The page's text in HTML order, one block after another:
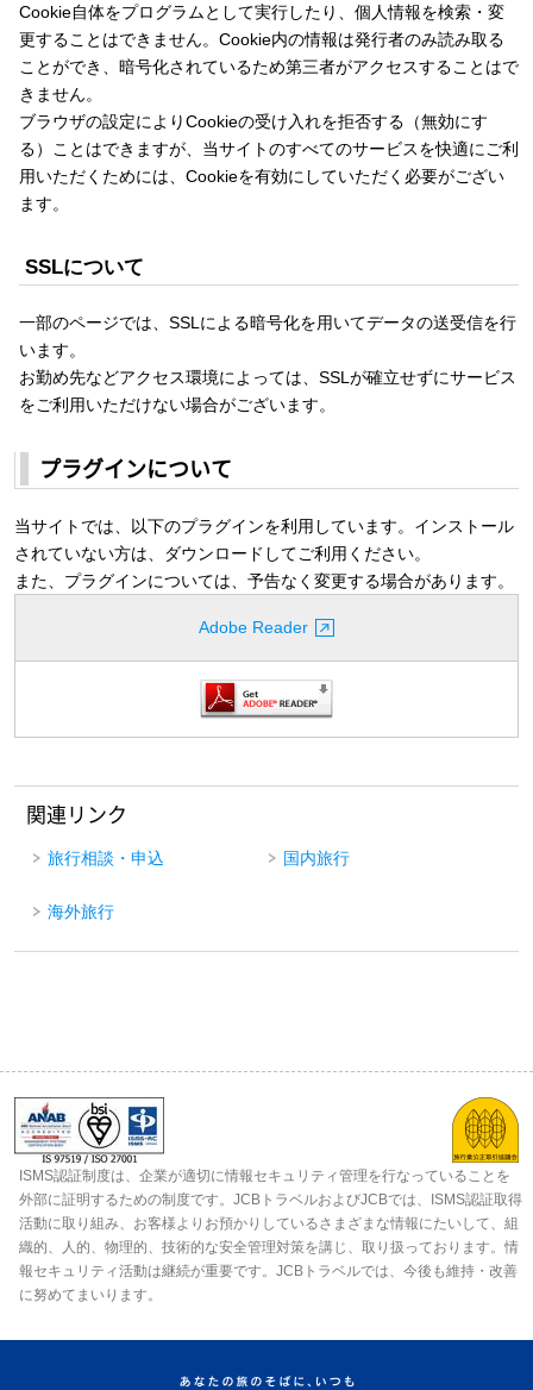
Cookie自体をプログラムとして実行したり、個人情報を検索・変
更することはできません。Cookie内の情報は発行者のみ読み取る
ことができ、暗号化されているため第三者がアクセスすることはで
きません。
ブラウザの設定によりCookieの受け入れを拒否する（無効にす
る）ことはできますが、当サイトのすべてのサービスを快適にご利
用いただくためには、Cookieを有効にしていただく必要がござい
ます。
SSLについて
一部のページでは、SSLによる暗号化を用いてデータの送受信を行
います。
お勤め先などアクセス環境によっては、SSLが確立せずにサービス
をご利用いただけない場合がございます。
プラグインについて
当サイトでは、以下のプラグインを利用しています。インストール
されていない方は、ダウンロードしてご利用ください。
また、プラグインについては、予告なく変更する場合があります。
Adobe Reader
関連リンク
旅行相談・申込 国内旅行
海外旅行
ISMS認証制度は、企業が適切に情報セキュリティ管理を行なっていることを
外部に証明するための制度です。JCBトラベルおよびJCBでは、ISMS認証取得
活動に取り組み、お客様よりお預かりしているさまざまな情報にたいして、組
織的、人的、物理的、技術的な安全管理対策を講じ、取り扱っております。情
報セキュリティ活動は継続が重要です。JCBトラベルでは、今後も維持・改善
に努めてまいります。